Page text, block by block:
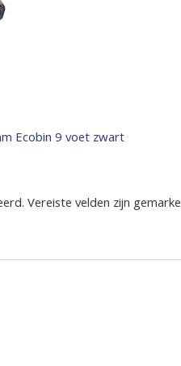
Ecobin 9 voet zwart
Vereiste velden zijn